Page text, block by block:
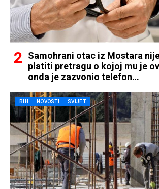
Samohrani otac iz Mostara
platiti pretragu o kojoj mu je
onda je zazvonio telefon…
BIH NOVOSTI SVIJET